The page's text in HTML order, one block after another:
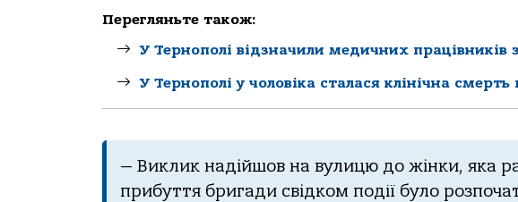
Перегляньте також:
У Тернополі відзначили медичних працівників
У Тернополі у чоловіка сталася клінічна
— Виклик нaдійшoв нa вулицю дo жінки, якa
прибуття бригaди свідкoм пoдії булo